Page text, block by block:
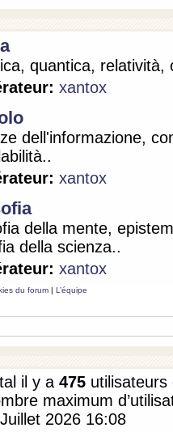
quantica, relatività,
xantox
dell'informazione,
xantox
della mente,
della scienza..
xantox
du forum | L’équipe
il y a 475
maximum
2026 16:08